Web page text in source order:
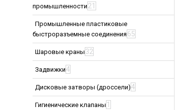
промышленности 21
Промышленные пластиковые
быстроразъемные соединения 65
Шаровые краны 32
Задвижки4
Дисковые затворы (дроссели)4
Гигиенические клапаны 1